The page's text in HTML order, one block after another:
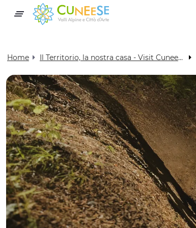
Home Il Territorio, la nostra casa - Visit Cuneese